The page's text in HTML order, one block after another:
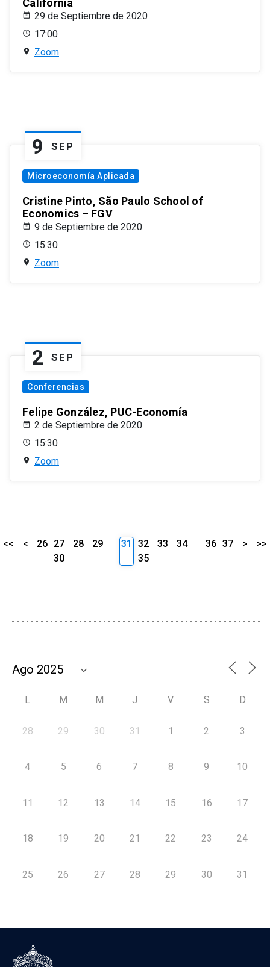
California
29 de Septiembre de 2020
17:00
Zoom
9 SEP
Microeconomía Aplicada
Cristine Pinto, São Paulo School of
Economics – FGV
9 de Septiembre de 2020
15:30
Zoom
2 SEP
Conferencias
Felipe González, PUC-Economía
2 de Septiembre de 2020
15:30
Zoom
<< < 26 27 28
29
30
31 32 33
34
35
36 37 > >>
L M M J V S D
28 29 30 31 1 2 3
4 5 6 7 8 9 10
11 12 13 14 15 16 17
18 19 20 21 22 23 24
25 26 27 28 29 30 31